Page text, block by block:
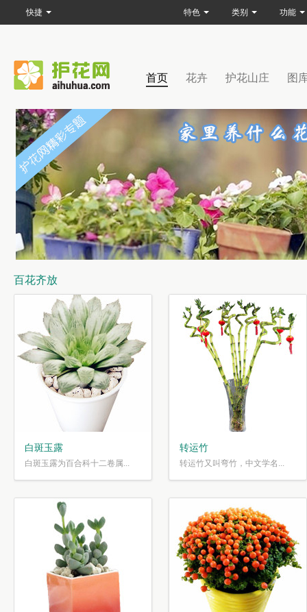
首页 花卉 护花山庄 图
百花齐放
白斑玉露
白斑玉露为百合科十二卷属...
转运竹
转运竹又叫弯竹，中文学名...
快捷 特色 类别 功能